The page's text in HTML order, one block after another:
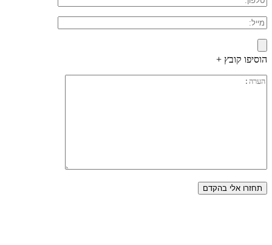
הוסיפו קובץ +